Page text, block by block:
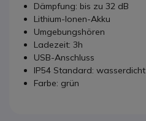
Dämpfung: bis zu 32 dB
Lithium-Ionen-Akku
Umgebungshören
Ladezeit: 3h
USB-Anschluss
IP54 Standard: wasserdicht
Farbe: grün